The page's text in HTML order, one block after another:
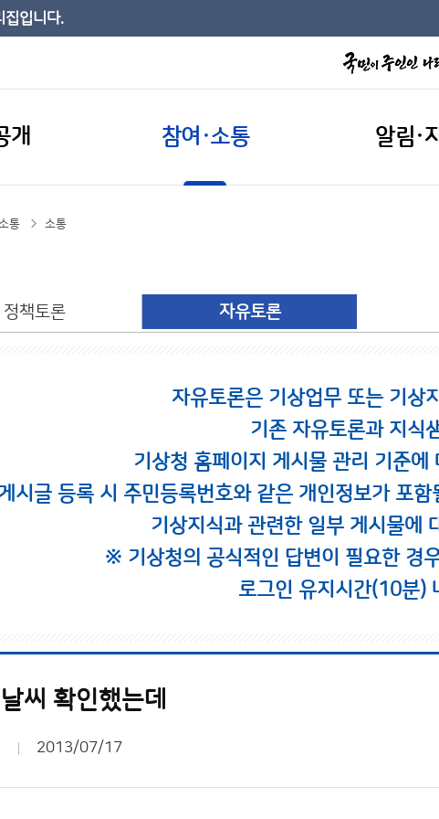
집입니다.
개 참여·소통 알림·
통 소통
정책토론 자유토론
자유토론은 기상업무 또는 기상
기존 자유토론과 지식
기상청 홈페이지 게시물 관리 기준
시글 등록 시 주민등록번호와 같은 개인정보가 포
기상지식과 관련한 일부 게시물에
※ 기상청의 공식적인 답변이 필요한 경
로그인 유지시간(10분)
씨 확인했는데
2013/07/17